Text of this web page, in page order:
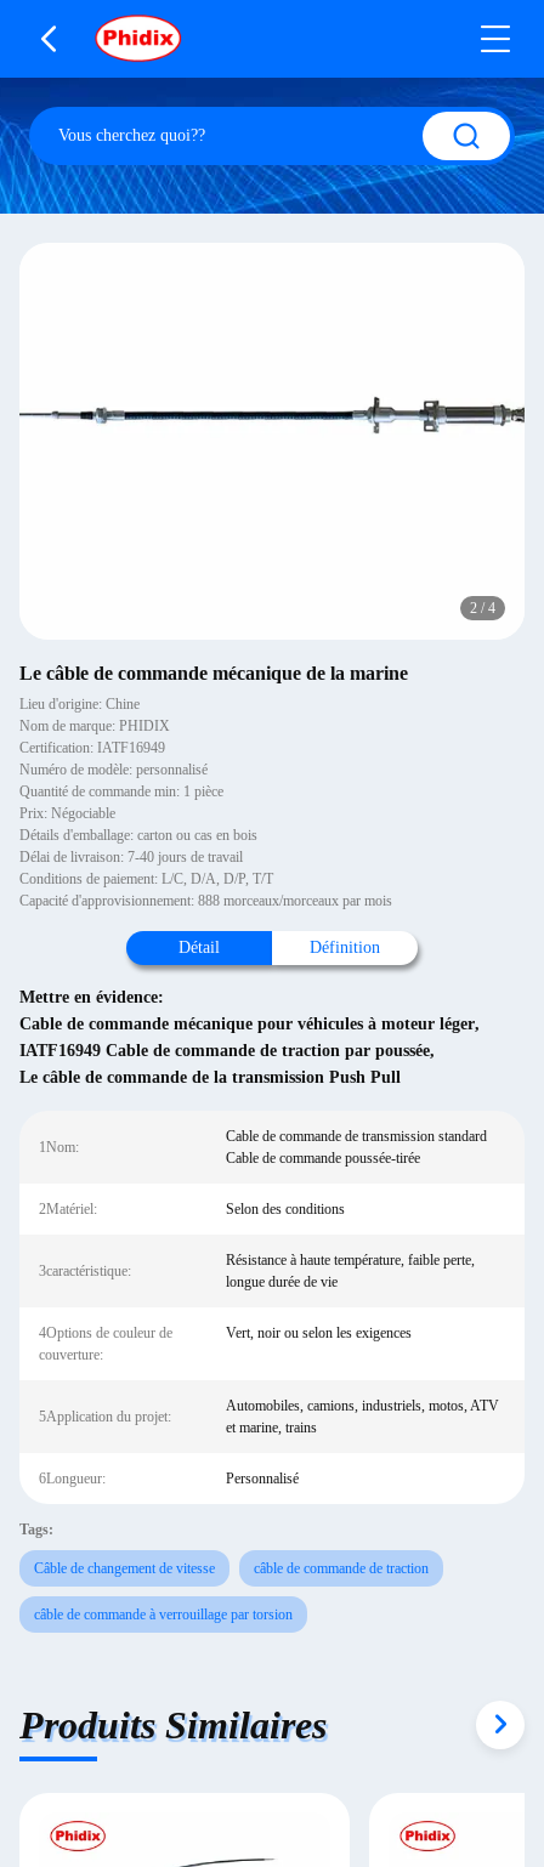
2 / 4
Le câble de commande mécanique de la marine
Lieu d'origine: Chine
Nom de marque: PHIDIX
Certification: IATF16949
Numéro de modèle: personnalisé
Quantité de commande min: 1 pièce
Prix: Négociable
Détails d'emballage: carton ou cas en bois
Délai de livraison: 7-40 jours de travail
Conditions de paiement: L/C, D/A, D/P, T/T
Capacité d'approvisionnement: 888 morceaux/morceaux par mois
Détail Définition
Mettre en évidence:
Cable de commande mécanique pour véhicules à moteur léger,
IATF16949 Cable de commande de traction par poussée,
Le câble de commande de la transmission Push Pull
1Nom:
Cable de commande de transmission standard
Cable de commande poussée-tirée
2Matériel: Selon des conditions
3caractéristique:
Résistance à haute température, faible perte,
longue durée de vie
4Options de couleur de
couverture:
Vert, noir ou selon les exigences
5Application du projet:
Automobiles, camions, industriels, motos, ATV
et marine, trains
6Longueur: Personnalisé
Tags:
Câble de changement de vitesse câble de commande de traction
câble de commande à verrouillage par torsion
Produits Similaires